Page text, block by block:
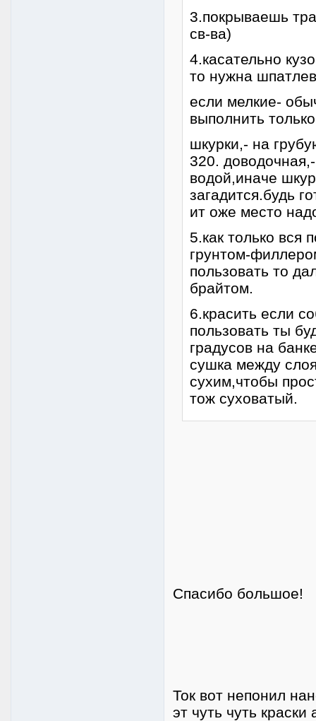
3.покрываешь
св-ва)
4.касательно
то нужна
если мелкие-
выполнить
шкурки,- на
320.
водой,иначе
загадится.будь
ит оже место
5.как только вся
грунтом-
пользовать то
брайтом.
6.красить если
пользовать ты
градусов на
сушка между
сухим,чтобы
тож суховатый.
Спасибо большое!
Ток вот непонил
эт чуть чуть